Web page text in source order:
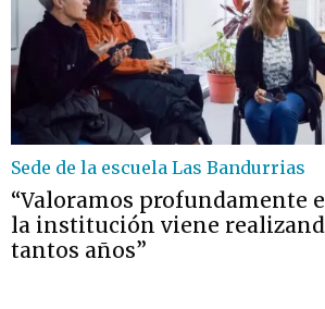
Sede de la escuela Las Bandurrias
“Valoramos profundamente
la institución viene
tantos años”